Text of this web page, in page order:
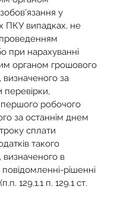
у
ПКУ випадках, не
проведенням
при нарахуванні
органом грошового
визначеного за
перевірки,
робочого
за останнім днем
сплати
такого
визначеного в
рішенні
129.1.1 п. 129.1 ст.